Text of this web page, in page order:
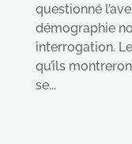
questionné
démographie
interrogation.
qu’ils
se...